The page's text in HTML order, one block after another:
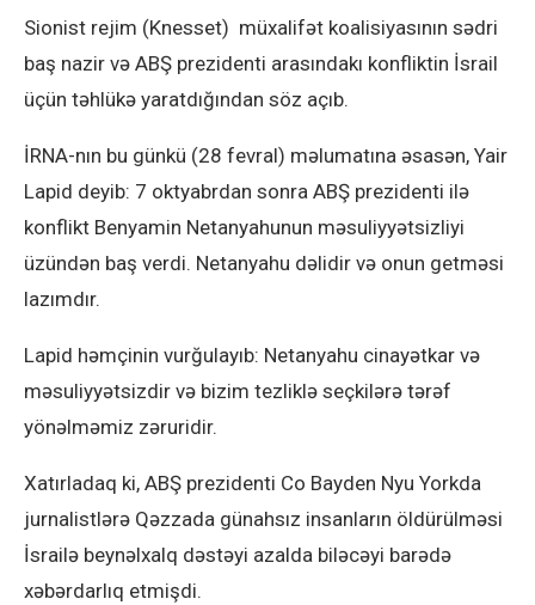
Sionist rejim (Knesset) müxalifət koalisiyasının sədri
baş nazir və ABŞ prezidenti arasındakı konfliktin İsrail
üçün təhlükə yaratdığından söz açıb.
İRNA-nın bu günkü (28 fevral) məlumatına əsasən, Yair
Lapid deyib: 7 oktyabrdan sonra ABŞ prezidenti ilə
konflikt Benyamin Netanyahunun məsuliyyətsizliyi
üzündən baş verdi. Netanyahu dəlidir və onun getməsi
lazımdır.
Lapid həmçinin vurğulayıb: Netanyahu cinayətkar və
məsuliyyətsizdir və bizim tezliklə seçkilərə tərəf
yönəlməmiz zəruridir.
Xatırladaq ki, ABŞ prezidenti Co Bayden Nyu Yorkda
jurnalistlərə Qəzzada günahsız insanların öldürülməsi
İsrailə beynəlxalq dəstəyi azalda biləcəyi barədə
xəbərdarlıq etmişdi.